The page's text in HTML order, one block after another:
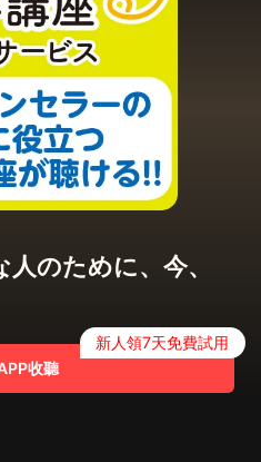
のために、今、
收聽
新人領7天免費試用